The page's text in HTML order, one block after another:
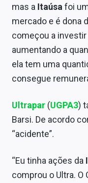
mas a Itaúsa foi
mercado e é dona
começou a
aumentando a
ela tem uma
consegue
Ultrapar (UGPA3)
Barsi. De acordo
“acidente”.
“Eu tinha ações da
comprou o Ultra.